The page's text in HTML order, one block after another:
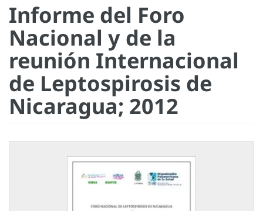
Informe del Foro
Nacional y de la
reunión Internacional
de Leptospirosis de
Nicaragua; 2012